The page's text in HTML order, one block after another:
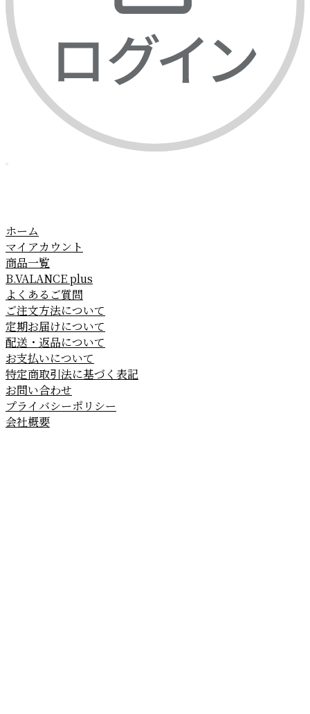
ホーム
マイアカウント
商品一覧
B.VALANCE plus
よくあるご質問
ご注文方法について
定期お届けについて
配送・返品について
お支払いについて
特定商取引法に基づく表記
お問い合わせ
プライバシーポリシー
会社概要